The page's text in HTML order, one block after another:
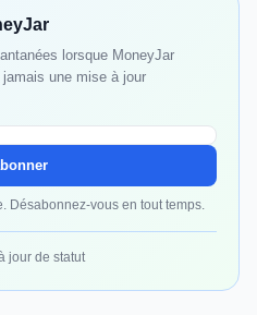
lorsque MoneyJar
une mise à jour
Désabonnez-vous en tout temps.
jour de statut